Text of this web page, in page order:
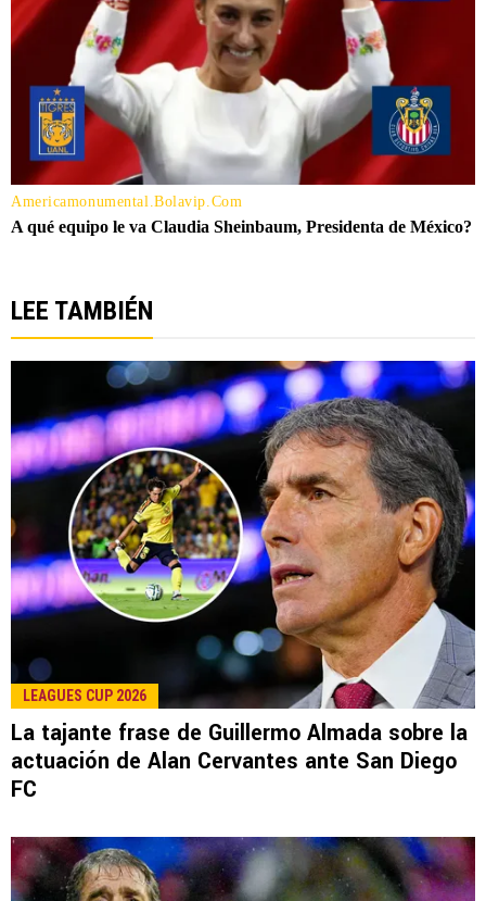
LEE TAMBIÉN
LEAGUES CUP 2026
La tajante frase de Guillermo Almada sobre la
actuación de Alan Cervantes ante San Diego
FC